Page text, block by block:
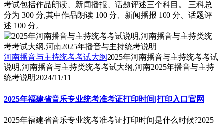
考试包括作品朗读、新闻播报、话题评述三个科目。 三科总
分为 300 分,其中作品朗读 100 分、新闻播报 100 分、话题评
述 100 分。
河南播音与主持统考考试大纲2025年河南播音与主持统考考试
说明,河南播音与主持类统考考试大纲,河南2025年播音与主持
统考说明2024/11/11
2025年福建省音乐专业统考准考证打印时间|打印入口官网
2025年福建省音乐专业统考准考证打印时间是什么时候?2025